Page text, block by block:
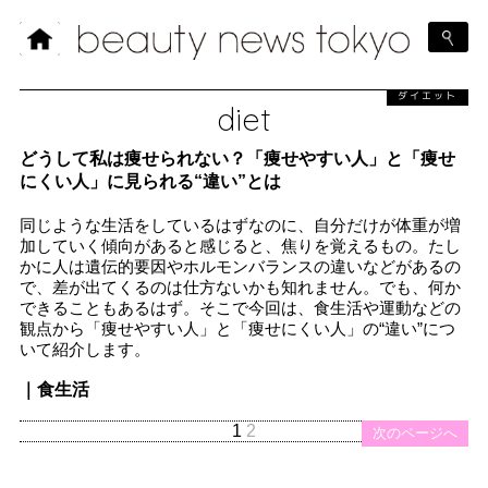
diet
ダイエット
どうして私は痩せられない？「痩せやすい人」と「痩せ
にくい人」に見られる“違い”とは
同じような生活をしているはずなのに、自分だけが体重が増
加していく傾向があると感じると、焦りを覚えるもの。たし
かに人は遺伝的要因やホルモンバランスの違いなどがあるの
で、差が出てくるのは仕方ないかも知れません。でも、何か
できることもあるはず。そこで今回は、食生活や運動などの
観点から「痩せやすい人」と「痩せにくい人」の“違い”につ
いて紹介します。
｜食生活
次のページへ
1 2